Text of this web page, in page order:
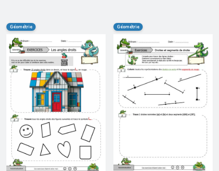
Géométrie Géométrie